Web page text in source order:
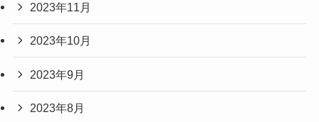
2023年11月
2023年10月
2023年9月
2023年8月